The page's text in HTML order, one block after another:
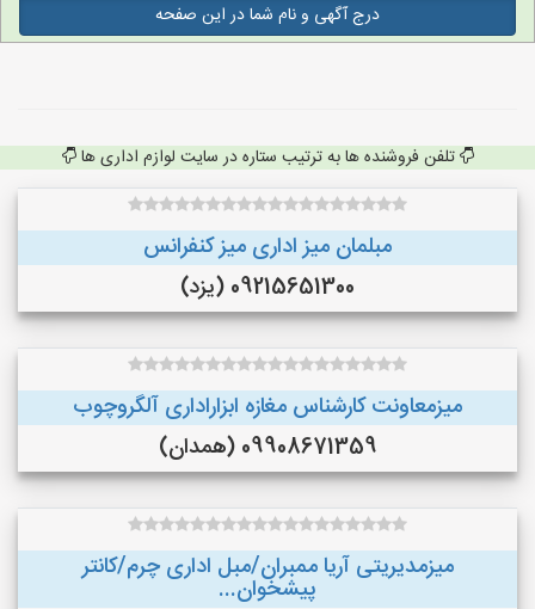
درج آگهی و نام شما در این صفحه
تلفن فروشنده ها به ترتیب ستاره در سایت لوازم اداری ها
مبلمان میز اداری میز کنفرانس
09215651300 (یزد)
میزمعاونت کارشناس مغازه ابزاراداری آلگروچوب
09908671359 (همدان)
میزمدیریتی آریا ممبران/مبل اداری چرم/کانتر
پیشخوان...